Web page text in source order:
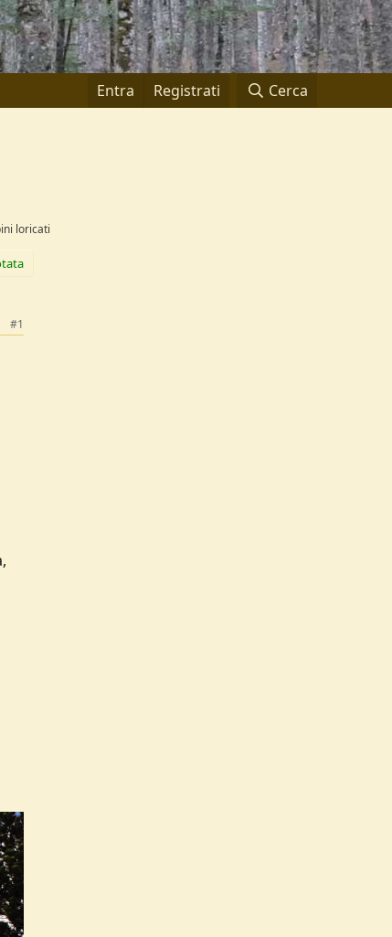
Entra Registrati Cerca
loricati
#1